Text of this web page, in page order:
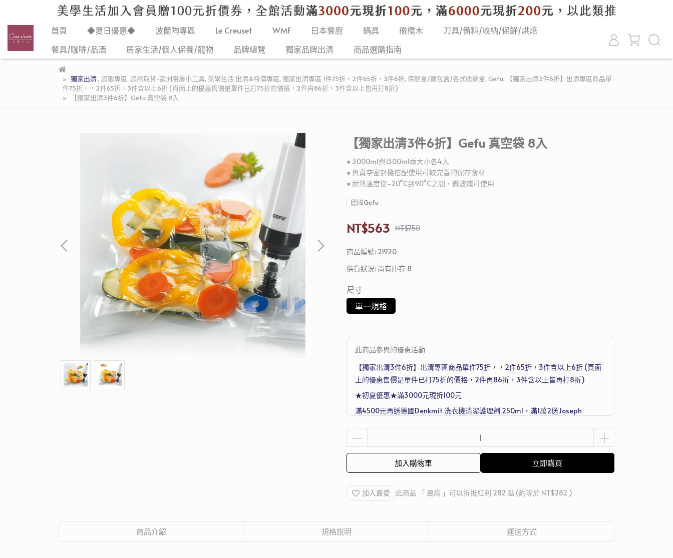
首頁 ◆夏日優惠◆ 波蘭陶專區 Le Creuset WMF 日本餐廚 鍋具 橄欖木
刀具/備料/收納/保鮮/烘焙
餐具/咖啡/品酒
居家生活/個人保養/寵物 品牌總覽 獨家品牌出清 商品選購指南
獨家出清, 超取專區, 超商取貨-歐洲廚房小工具, 美學生活 出清&特價專區, 獨家出清專區 1件75折，2件65折，3件6折, 保鮮盒/麵包盒/各式收納盒, Gefu,
【獨家出清3件6折】出清專區商品單
件75折，，2件65折，3件含以上6折 (頁面上的優惠售價是單件已打75折的價格，2件再86折，3件含以上皆再打8折)
【獨家出清3件6折】Gefu 真空袋 8入
【獨家出清3件6折】Gefu 真空袋 8入
● 3000ml與1300ml兩大小各4入
● 與真空密封機搭配使用可較完善的保存食材
● 耐熱溫度從-20°C到90°C之間，微波爐可使用
德國Gefu
NT$563 NT$750
商品編號: 21920
供貨狀況: 尚有庫存 8
尺寸
單一規格
此商品參與的優惠活動
【獨家出清3件6折】出清專區商品單件75折，，2件65折，3件含以上6折 (頁面
上的優惠售價是單件已打75折的價格，2件再86折，3件含以上皆再打8折)
★初夏優惠★滿3000元現折100元
滿4500元再送德國Denkmit 洗衣機清潔護理劑 250ml，滿1萬2送Joseph
加入購物車 立即購買
加入最愛 此商品 「 最高 」可以折抵紅利 282 點 (約等於 NT$282 )
商品介紹 規格說明 運送方式